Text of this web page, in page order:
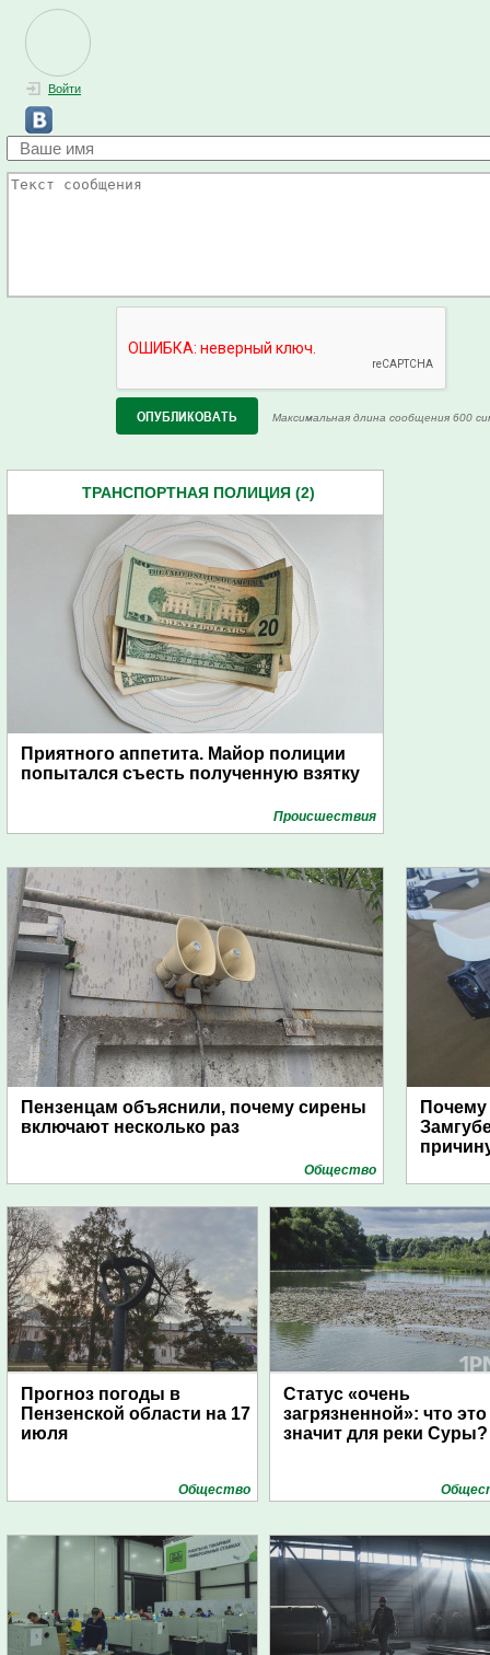
Войти
Максимальная длина сообщения 600
ТРАНСПОРТНАЯ ПОЛИЦИЯ (2)
Приятного аппетита. Майор полиции
попытался съесть полученную взятку
Проиcшествия
Пензенцам объяснили, почему сирены
включают несколько раз
Общество
Прогноз погоды в
Пензенской области на 17
июля
Общество
Статус «очень
загрязненной»: что это
значит для реки Суры?